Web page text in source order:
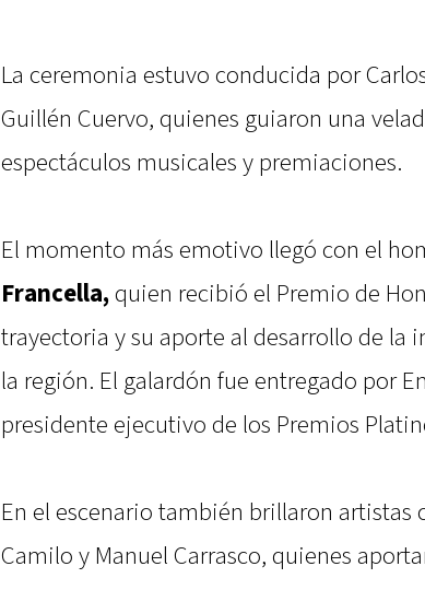
La ceremonia estuvo conducida por
Guillén Cuervo, quienes guiaron una
espectáculos musicales y premiaciones.
El momento más emotivo llegó con el
Francella,quien recibió el Premio de
trayectoria y su aporte al desarrollo de la
la región. El galardón fue entregado por
presidente ejecutivo de los Premios
En el escenario también brillaron artistas
Camilo y Manuel Carrasco, quienes